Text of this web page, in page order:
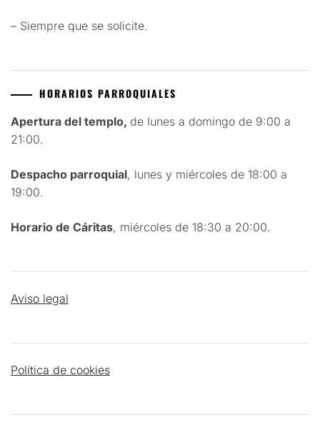
– Siempre que se solicite.
HORARIOS PARROQUIALES
Apertura del templo, de lunes a domingo de 9:00 a
21:00.
Despacho parroquial, lunes y miércoles de 18:00 a
19:00.
Horario de Cáritas, miércoles de 18:30 a 20:00.
Aviso legal
Política de cookies